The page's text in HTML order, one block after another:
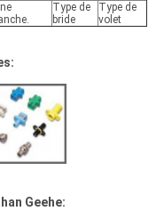
Type de
bride
Type de
volet
Geehe: